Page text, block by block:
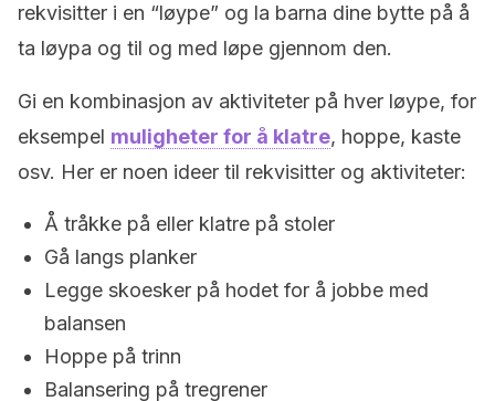
rekvisitter i en “løype” og la barna dine bytte på å
ta løypa og til og med løpe gjennom den.
Gi en kombinasjon av aktiviteter på hver løype, for
eksempel muligheter for å klatre, hoppe, kaste
osv. Her er noen ideer til rekvisitter og aktiviteter:
Å tråkke på eller klatre på stoler
Gå langs planker
Legge skoesker på hodet for å jobbe med
balansen
Hoppe på trinn
Balansering på tregrener